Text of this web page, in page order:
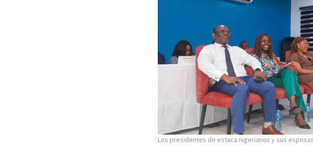
Los presidentes de estaca nigerianos y sus